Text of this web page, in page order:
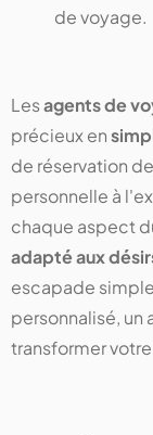
de voyage.
Lesagents de
précieux en
de réservation
personnelle à
chaque aspect
adapté aux
escapade
personnalisé,
transformer